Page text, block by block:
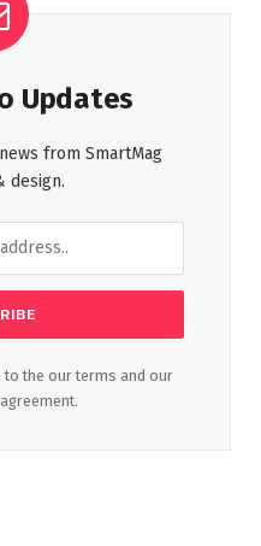
Updates
from SmartMag
design.
to the our terms and our
agreement.